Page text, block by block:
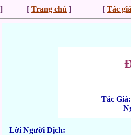
] [ Trang chủ ] [ Tác giả
Tác
Lời Người Dịch: